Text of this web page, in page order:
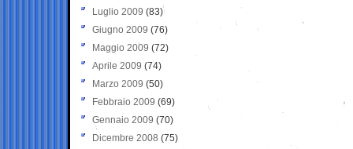
Luglio 2009 (83)
Giugno 2009 (76)
Maggio 2009 (72)
Aprile 2009 (74)
Marzo 2009 (50)
Febbraio 2009 (69)
Gennaio 2009 (70)
Dicembre 2008 (75)